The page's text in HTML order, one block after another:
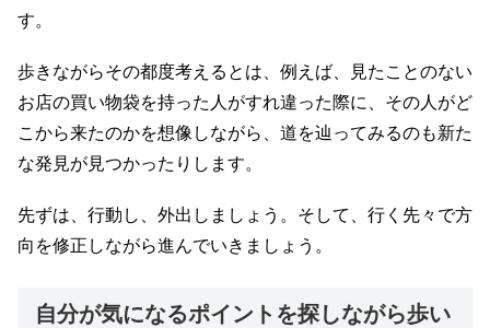
す。
歩きながらその都度考えるとは、例えば、見たことのない
お店の買い物袋を持った人がすれ違った際に、 その人がど
こから来たのかを想像しながら、道を辿ってみるのも新た
な発見が見つかったりします。
先ずは、行動し、外出しましょう。 そして、行く先々で方
向を修正しながら進んでいきましょう。
自分が気になるポイントを探しながら歩い